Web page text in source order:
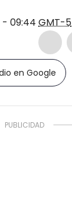
- 09:44 GMT-5
en Google